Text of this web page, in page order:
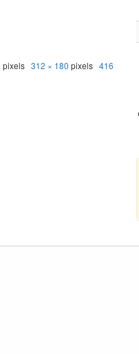
pixels 312 × 180 pixels 416